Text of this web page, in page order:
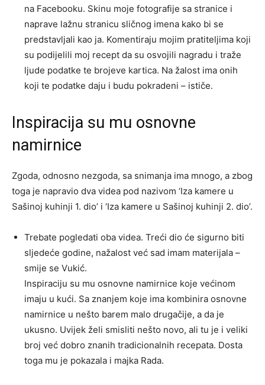
na Facebooku. Skinu moje fotografije sa stranice i
naprave lažnu stranicu sličnog imena kako bi se
predstavljali kao ja. Komentiraju mojim pratiteljima koji
su podijelili moj recept da su osvojili nagradu i traže
ljude podatke te brojeve kartica. Na žalost ima onih
koji te podatke daju i budu pokradeni – ističe.
Inspiracija su mu osnovne
namirnice
Zgoda, odnosno nezgoda, sa snimanja ima mnogo, a zbog
toga je napravio dva videa pod nazivom ‘Iza kamere u
Sašinoj kuhinji 1. dio’ i ‘Iza kamere u Sašinoj kuhinji 2. dio’.
Trebate pogledati oba videa. Treći dio će sigurno biti
sljedeće godine, nažalost već sad imam materijala –
smije se Vukić.
Inspiraciju su mu osnovne namirnice koje većinom
imaju u kući. Sa znanjem koje ima kombinira osnovne
namirnice u nešto barem malo drugačije, a da je
ukusno. Uvijek želi smisliti nešto novo, ali tu je i veliki
broj već dobro znanih tradicionalnih recepata. Dosta
toga mu je pokazala i majka Rada.